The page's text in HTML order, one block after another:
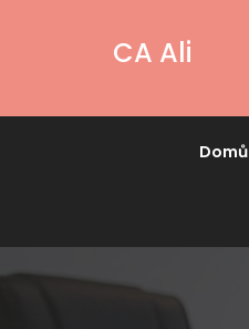
CA Ali
Domů